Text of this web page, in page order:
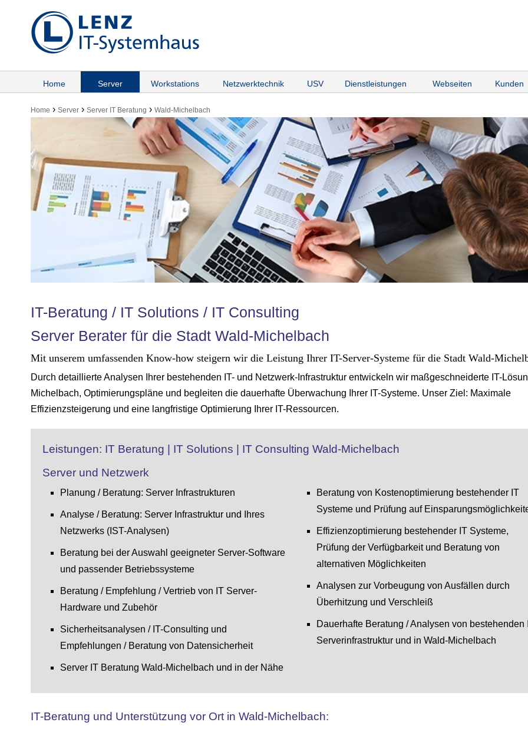
Home Server Workstations Netzwerktechnik USV Dienstleistungen Webseiten Kunden
Home › Server › Server IT Beratung › Wald-Michelbach
IT-Beratung / IT Solutions / IT Consulting
Server Berater für die Stadt Wald-Michelbach
Mit unserem umfassenden Know-how steigern wir die Leistung Ihrer IT-Server-Systeme für die Stadt Wald-
Durch detaillierte Analysen Ihrer bestehenden IT- und Netzwerk-Infrastruktur entwickeln wir maßgeschneiderte IT-
Michelbach, Optimierungspläne und begleiten die dauerhafte Überwachung Ihrer IT-Systeme. Unser Ziel: Maximale
Effizienzsteigerung und eine langfristige Optimierung Ihrer IT-Ressourcen.
Leistungen: IT Beratung | IT Solutions | IT Consulting Wald-Michelbach
Server und Netzwerk
Planung / Beratung: Server Infrastrukturen
Analyse / Beratung: Server Infrastruktur und Ihres
Netzwerks (IST-Analysen)
Beratung bei der Auswahl geeigneter Server-Software
und passender Betriebssysteme
Beratung / Empfehlung / Vertrieb von IT Server-
Hardware und Zubehör
Sicherheitsanalysen / IT-Consulting und
Empfehlungen / Beratung von Datensicherheit
Server IT Beratung Wald-Michelbach und in der Nähe
Beratung von Kostenoptimierung bestehender IT
Systeme und Prüfung auf
Effizienzoptimierung bestehender IT Systeme,
Prüfung der Verfügbarkeit und Beratung von
alternativen Möglichkeiten
Analysen zur Vorbeugung von Ausfällen durch
Überhitzung und Verschleiß
Dauerhafte Beratung / Analysen von bestehenden
Serverinfrastruktur und in Wald-Michelbach
IT-Beratung und Unterstützung vor Ort in Wald-Michelbach: